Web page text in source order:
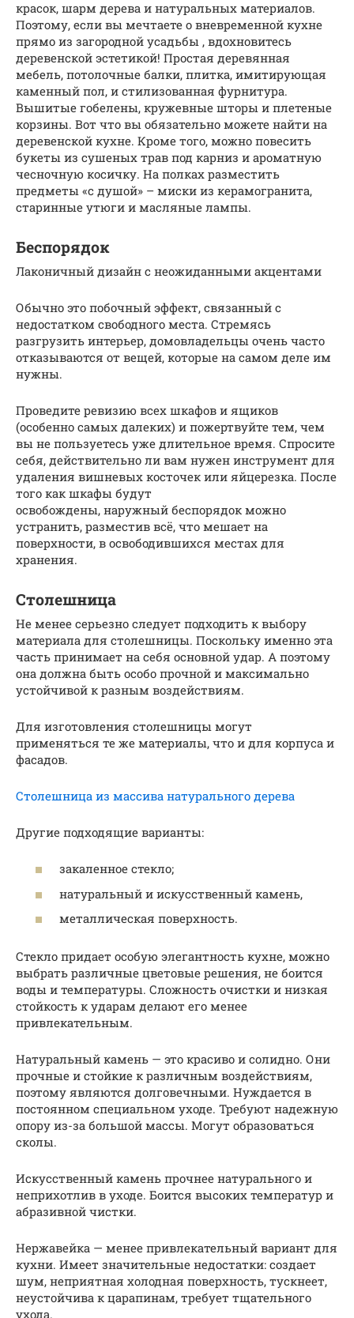
красок, шарм дерева и натуральных материалов.
Поэтому, если вы мечтаете о вневременной кухне
прямо из загородной усадьбы , вдохновитесь
деревенской эстетикой! Простая деревянная
мебель, потолочные балки, плитка, имитирующая
каменный пол, и стилизованная фурнитура.
Вышитые гобелены, кружевные шторы и плетеные
корзины. Вот что вы обязательно можете найти на
деревенской кухне. Кроме того, можно повесить
букеты из сушеных трав под карниз и ароматную
чесночную косичку. На полках разместить
предметы «с душой» – миски из керамогранита,
старинные утюги и масляные лампы.
Беспорядок
Лаконичный дизайн с неожиданными акцентами
Обычно это побочный эффект, связанный с
недостатком свободного места. Стремясь
разгрузить интерьер, домовладельцы очень часто
отказываются от вещей, которые на самом деле им
нужны.
Проведите ревизию всех шкафов и ящиков
(особенно самых далеких) и пожертвуйте тем, чем
вы не пользуетесь уже длительное время. Спросите
себя, действительно ли вам нужен инструмент для
удаления вишневых косточек или яйцерезка. После
того как шкафы будут
освобождены, наружный беспорядок можно
устранить, разместив всё, что мешает на
поверхности, в освободившихся местах для
хранения.
Столешница
Не менее серьезно следует подходить к выбору
материала для столешницы. Поскольку именно эта
часть принимает на себя основной удар. А поэтому
она должна быть особо прочной и максимально
устойчивой к разным воздействиям.
Для изготовления столешницы могут
применяться те же материалы, что и для корпуса и
фасадов.
Столешница из массива натурального дерева
Другие подходящие варианты:
закаленное стекло;
натуральный и искусственный камень,
металлическая поверхность.
Стекло придает особую элегантность кухне, можно
выбрать различные цветовые решения, не боится
воды и температуры. Сложность очистки и низкая
стойкость к ударам делают его менее
привлекательным.
Натуральный камень — это красиво и солидно. Они
прочные и стойкие к различным воздействиям,
поэтому являются долговечными. Нуждается в
постоянном специальном уходе. Требуют надежную
опору из-за большой массы. Могут образоваться
сколы.
Искусственный камень прочнее натурального и
неприхотлив в уходе. Боится высоких температур и
абразивной чистки.
Нержавейка — менее привлекательный вариант для
кухни. Имеет значительные недостатки: создает
шум, неприятная холодная поверхность, тускнеет,
неустойчива к царапинам, требует тщательного
ухода.